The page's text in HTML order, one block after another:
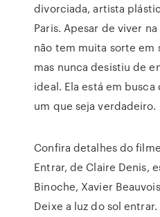
divorciada, artista
Paris. Apesar de viver
não tem muita sorte em
mas nunca desistiu de
ideal. Ela está em
um que seja verdadeiro.
Confira detalhes do
Entrar, de Claire Denis,
Binoche, Xavier
Deixe a luz do sol